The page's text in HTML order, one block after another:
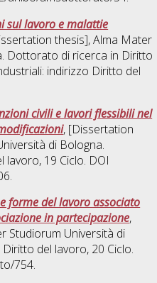
sul lavoro e malattie
thesis], Alma Mater
Dottorato di ricerca in Diritto
indirizzo Diritto del
civili e lavori flessibili nel
, [Dissertation
di Bologna.
lavoro, 19 Ciclo. DOI
forme del lavoro associato
in partecipazione,
Studiorum Università di
Diritto del lavoro, 20 Ciclo.
754.